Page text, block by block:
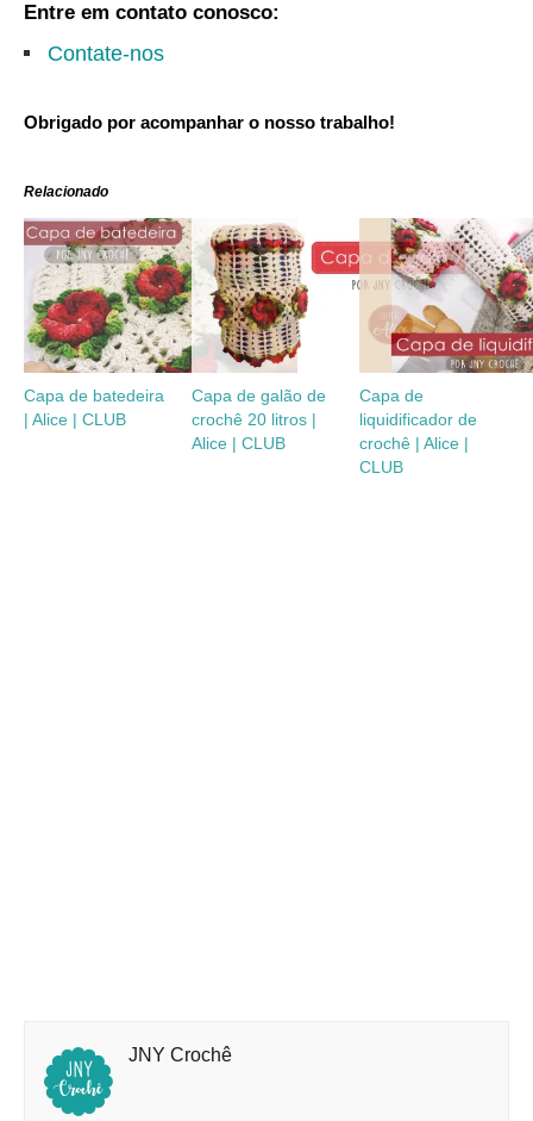
Entre em contato conosco:
Contate-nos
Obrigado por acompanhar o nosso trabalho!
Relacionado
Capa de batedeira
| Alice | CLUB
Capa de galão de
crochê 20 litros |
Alice | CLUB
Capa de
liquidificador de
crochê | Alice |
CLUB
JNY Crochê